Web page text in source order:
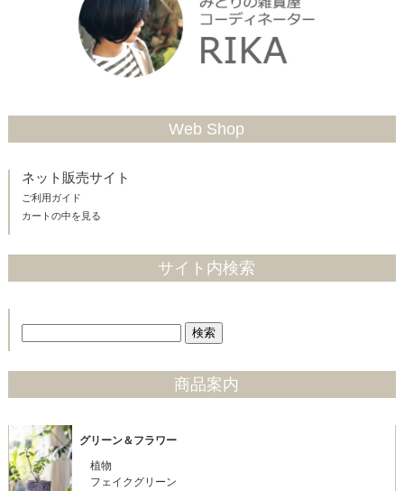
Web Shop
ネット販売サイト
ご利用ガイド
カートの中を見る
サイト内検索
商品案内
グリーン＆フラワー
植物
フェイクグリーン